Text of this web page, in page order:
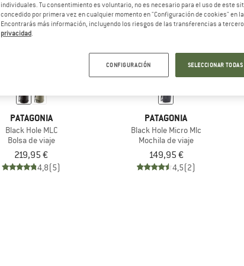
PATAGONIA
Black Hole MLC
Bolsa de viaje
219,95 €
4,8(5)
PATAGONIA
Black Hole Micro Mlc
Mochila de viaje
149,95 €
4,5(2)
individuales. Tu consentimiento es voluntario, no es necesario para el uso de este
concedido por primera vez en cualquier momento en "Configuración de cookies" en
Encontrarás más información, incluyendo los riesgos de las transferencias a
privacidad.
CONFIGURACIÓN SELECCIONAR TODAS